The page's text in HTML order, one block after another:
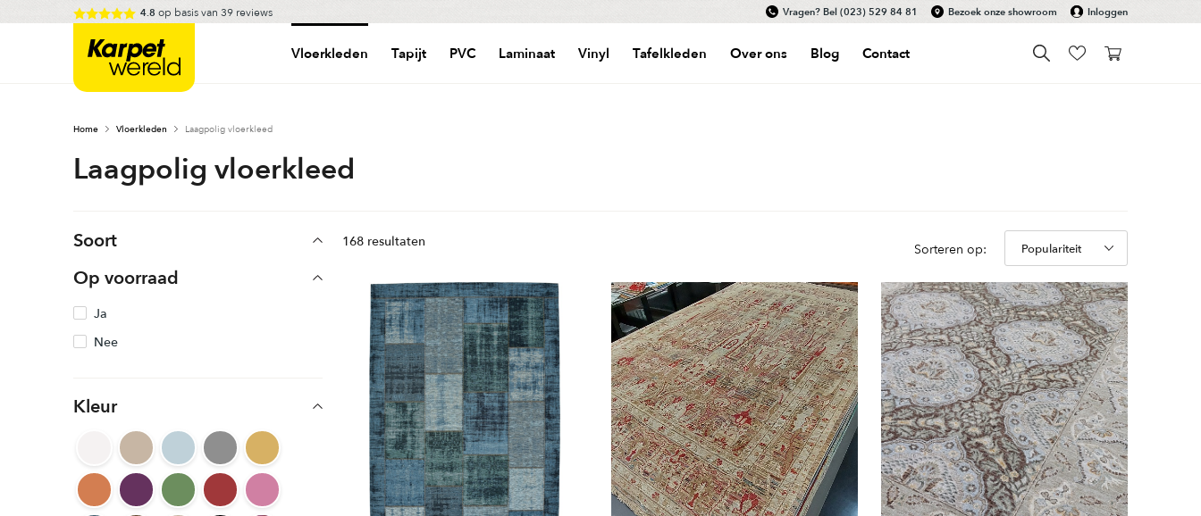
to
4.8 op basis van 39 reviews Vragen? Bel(023) 529 84 81 Bezoek onze showroom Inloggen
Karpetwereld Vloerkleden Tapijt PVC Laminaat Vinyl Tafelkleden Over ons Blog Contact
Home Vloerkleden Laagpolig vloerkleed
Laagpolig vloerkleed
Soort
Op voorraad
Ja
Nee
Kleur
168 resultatenGesorteerd
populariteit
Sorteren op: